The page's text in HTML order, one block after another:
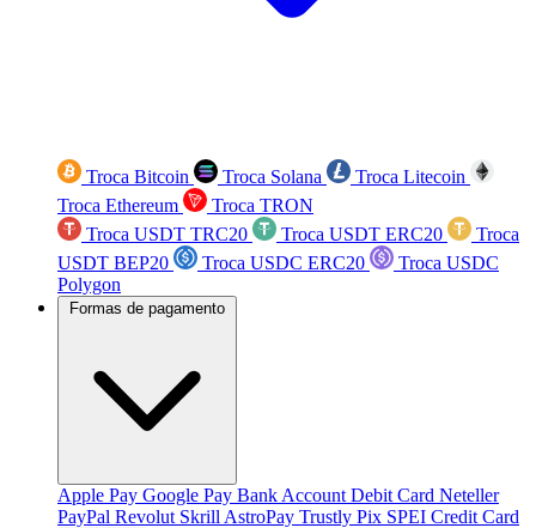
Troca Bitcoin Troca Solana
Troca Litecoin
Troca Ethereum
Troca TRON
Troca USDT TRC20
Troca USDT ERC20
Troca
USDT BEP20
Troca USDC ERC20
Troca USDC
Polygon
Formas de pagamento
Apple Pay Google Pay Bank Account Debit Card Neteller
PayPal Revolut Skrill AstroPay Trustly Pix SPEI Credit Card